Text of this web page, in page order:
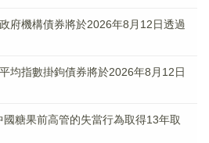
府機構債券將於2026年8月12日透過
均指數掛鉤債券將於2026年8月12日
糖果前高管的失當行為取得13年取